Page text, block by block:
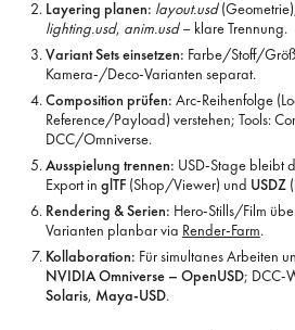
Layering planen: layout.usd
lighting.usd, anim.usd– klare Trennung.
Variant Sets einsetzen: Farbe/Stoff/
Kamera-/Deco-Varianten separat.
Composition prüfen: Arc-Reihenfolge
Reference/Payload) verstehen; Tools:
DCC/Omniverse.
Ausspielung trennen: USD-Stage bleibt
Export in glTF(Shop/Viewer) und USDZ
Rendering & Serien: Hero-Stills/Film
Varianten planbar via Render-Farm.
Kollaboration: Für simultanes Arbeiten
NVIDIA Omniverse – OpenUSD; DCC-
Solaris, Maya-USD.